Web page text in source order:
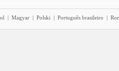
| Magyar | Polski | Português brasileiro |